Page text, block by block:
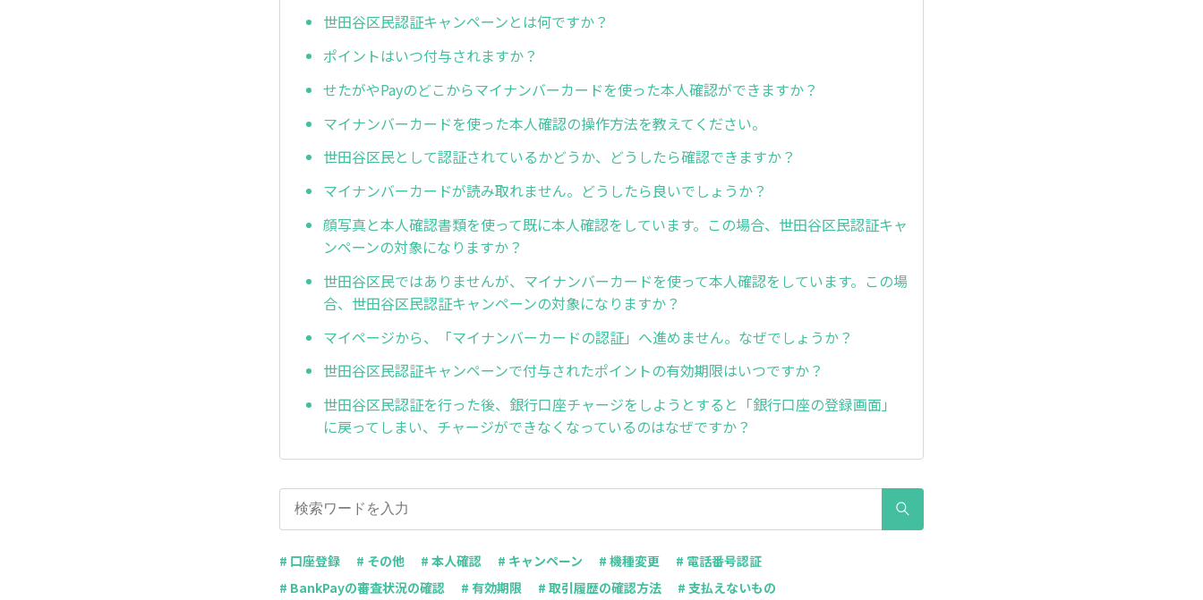
世田谷区民認証キャンペーンとは何ですか？
ポイントはいつ付与されますか？
せたがやPayのどこからマイナンバーカードを使った本人確認ができますか？
マイナンバーカードを使った本人確認の操作方法を教えてください。
世田谷区民として認証されているかどうか、どうしたら確認できますか？
マイナンバーカードが読み取れません。どうしたら良いでしょうか？
顔写真と本人確認書類を使って既に本人確認をしています。この場合、世田谷区民認証キャ
ンペーンの対象になりますか？
世田谷区民ではありませんが、マイナンバーカードを使って本人確認をしています。この場
合、世田谷区民認証キャンペーンの対象になりますか？
マイページから、「マイナンバーカードの認証」へ進めません。なぜでしょうか？
世田谷区民認証キャンペーンで付与されたポイントの有効期限はいつですか？
世田谷区民認証を行った後、銀行口座チャージをしようとすると「銀行口座の登録画面」
に戻ってしまい、チャージができなくなっているのはなぜですか？
# 口座登録 # その他 # 本人確認 # キャンペーン # 機種変更
# 電話番号認証
# BankPayの審査状況の確認
# 有効期限 # 取引履歴の確認方法 # 支払えないもの